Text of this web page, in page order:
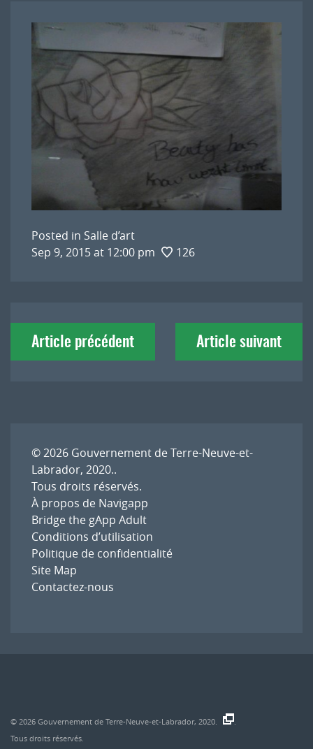
Posted in Salle d’art
Sep 9, 2015 at 12:00 pm
126
Navigation
deArticle précédent Article suivant
© 2026 Gouvernement de Terre-Neuve-et-
Labrador, 2020..
Tous droits réservés.
À propos de Navigapp
Bridge the gApp Adult
Conditions d’utilisation
Politique de confidentialité
Site Map
Contactez-nous
© 2026 Gouvernement de Terre-Neuve-et-Labrador, 2020.
.
Tous droits réservés.